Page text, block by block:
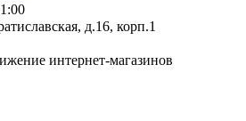
д.16, корп.1
интернет-магазинов